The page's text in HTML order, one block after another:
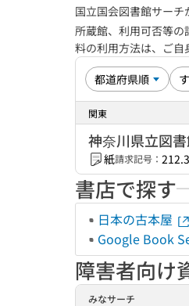
国立国会図書館サーチ
所蔵館、利用可否等
料の利用方法は、ご
関東
神奈川県立図
紙請求記号：
書店で探す
日本の古本屋
Google Book
障害者向け
みなサーチ